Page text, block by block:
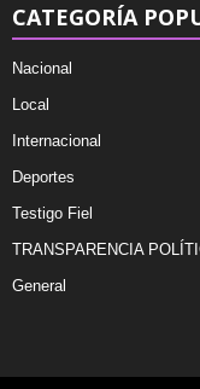
CATEGORÍA
Nacional
Local
Internacional
Deportes
Testigo Fiel
TRANSPARENCIA
General